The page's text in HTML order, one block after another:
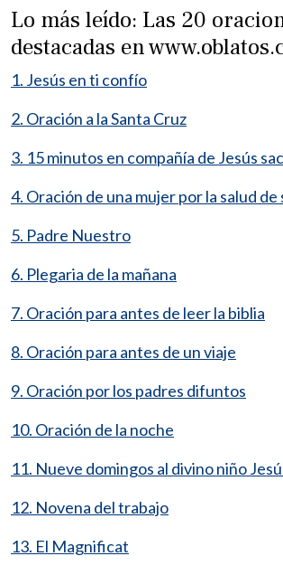
Lo más leído: Las 20
destacadas en
1. Jesús en ti confío
2. Oración a la Santa Cruz
3. 15 minutos en compañía de Jesús
4. Oración de una mujer por la salud de
5. Padre Nuestro
6. Plegaria de la mañana
7. Oración para antes de leer la biblia
8. Oración para antes de un viaje
9. Oración por los padres difuntos
10. Oración de la noche
11. Nueve domingos al divino niño
12. Novena del trabajo
13. El Magnificat